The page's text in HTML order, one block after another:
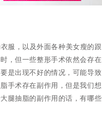
，以及外面各种美女瘦的跟
，但一些整形手术依然会存在
是出现不好的情况，可能导致
手术存在副作用，但是我们想
腿抽脂的副作用的话，有哪些